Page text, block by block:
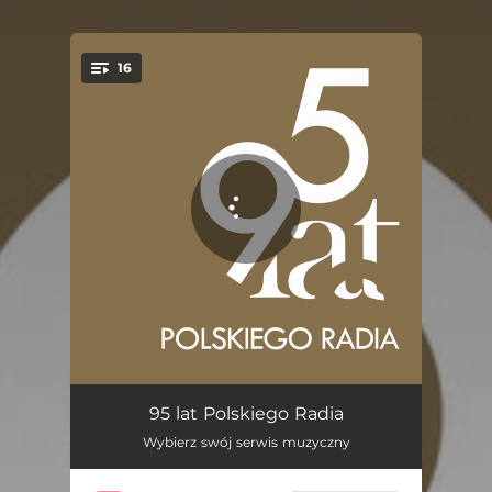
You're all set!
16
Małgośka
Tango milonga
95 lat Polskiego Radia
Wybierz swój serwis muzyczny